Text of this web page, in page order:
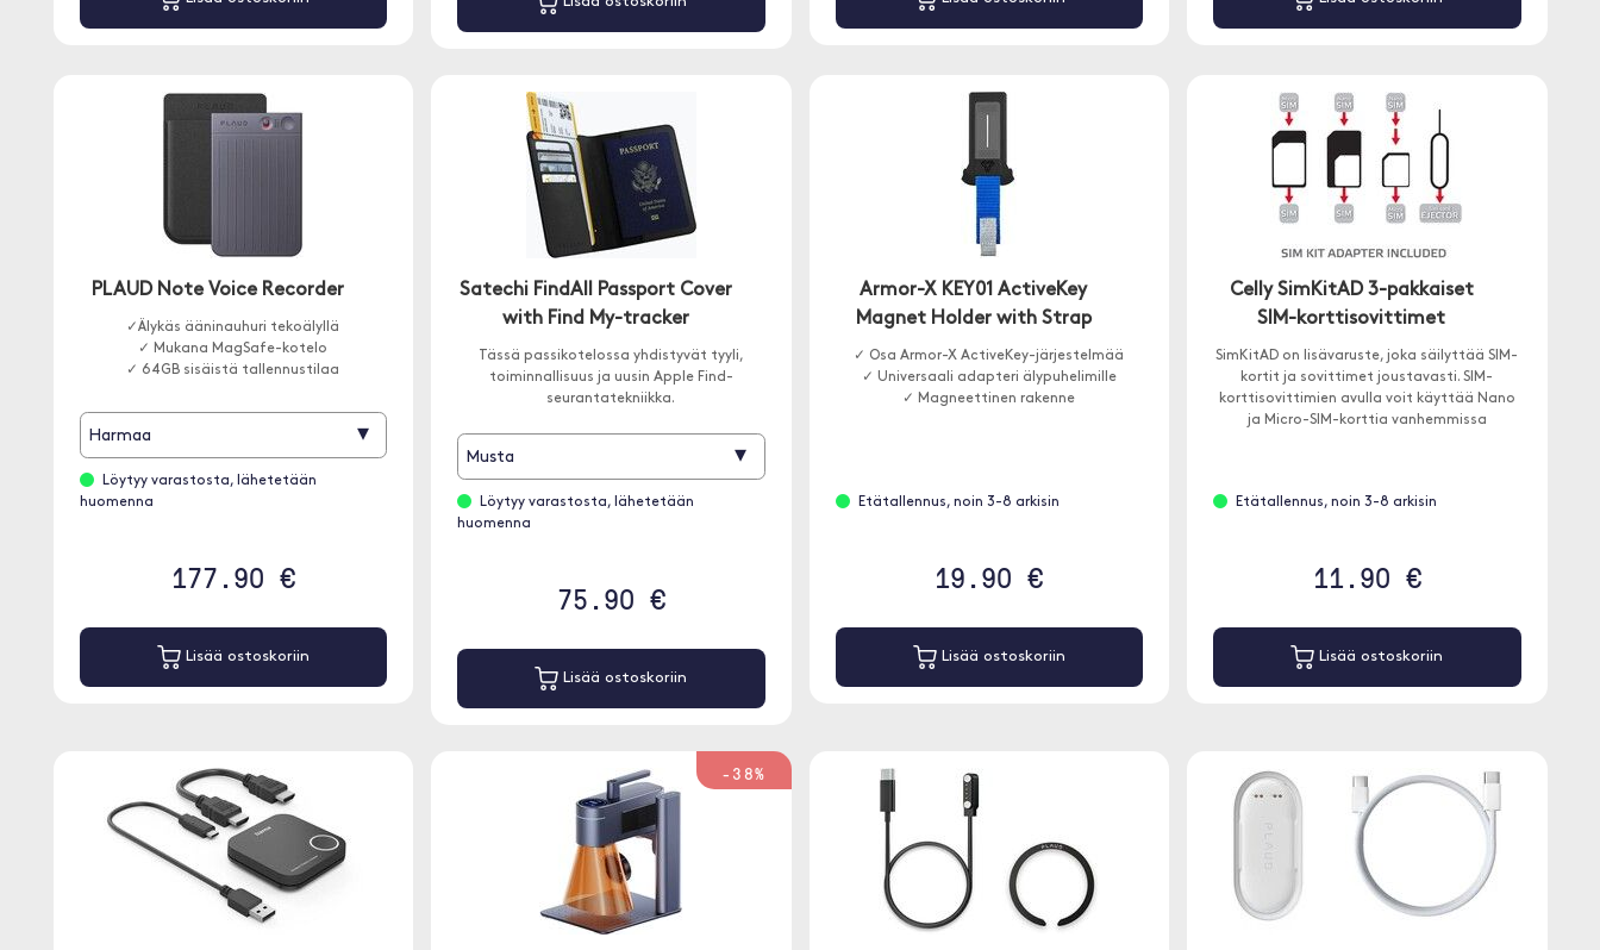
PLAUD Note Voice Recorder
✓Älykäs ääninauhuri tekoälyllä
✓ Mukana MagSafe-kotelo
✓ 64GB sisäistä tallennustilaa
Harmaa ▾
Löytyy varastosta, lähetetään
huomenna
177.90 €
Lisää ostoskoriin
Satechi FindAll Passport Cover
with Find My-tracker
Tässä passikotelossa yhdistyvät tyyli,
toiminnallisuus ja uusin Apple Find-
seurantatekniikka.
Musta ▾
Löytyy varastosta, lähetetään
huomenna
75.90 €
Lisää ostoskoriin
Armor-X KEY01 ActiveKey
Magnet Holder with Strap
✓ Osa Armor-X ActiveKey-järjestelmää
✓ Universaali adapteri älypuhelimille
✓ Magneettinen rakenne
Etätallennus, noin 3-8 arkisin
19.90 €
Lisää ostoskoriin
Celly SimKitAD 3-pakkaiset
SIM-korttisovittimet
SimKitAD on lisävaruste, joka säilyttää SIM-
kortit ja sovittimet joustavasti. SIM-
korttisovittimien avulla voit käyttää Nano
ja Micro-SIM-korttia vanhemmissa
Etätallennus, noin 3-8 arkisin
11.90 €
Lisää ostoskoriin
-38%